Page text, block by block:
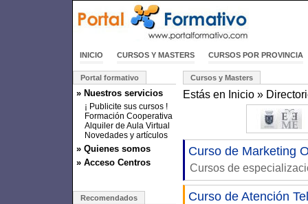
INICIO CURSOS Y MASTERS CURSOS POR PROVINCIA
Portal formativo
» Nuestros servicios
¡ Publicite sus cursos !
Formación Cooperativa
Alquiler de Aula Virtual
Novedades y artículos
» Quienes somos
» Acceso Centros
Recomendados
Cursos y Masters
Estás en Inicio »
Curso de Marketing
Cursos de
Curso de Atención